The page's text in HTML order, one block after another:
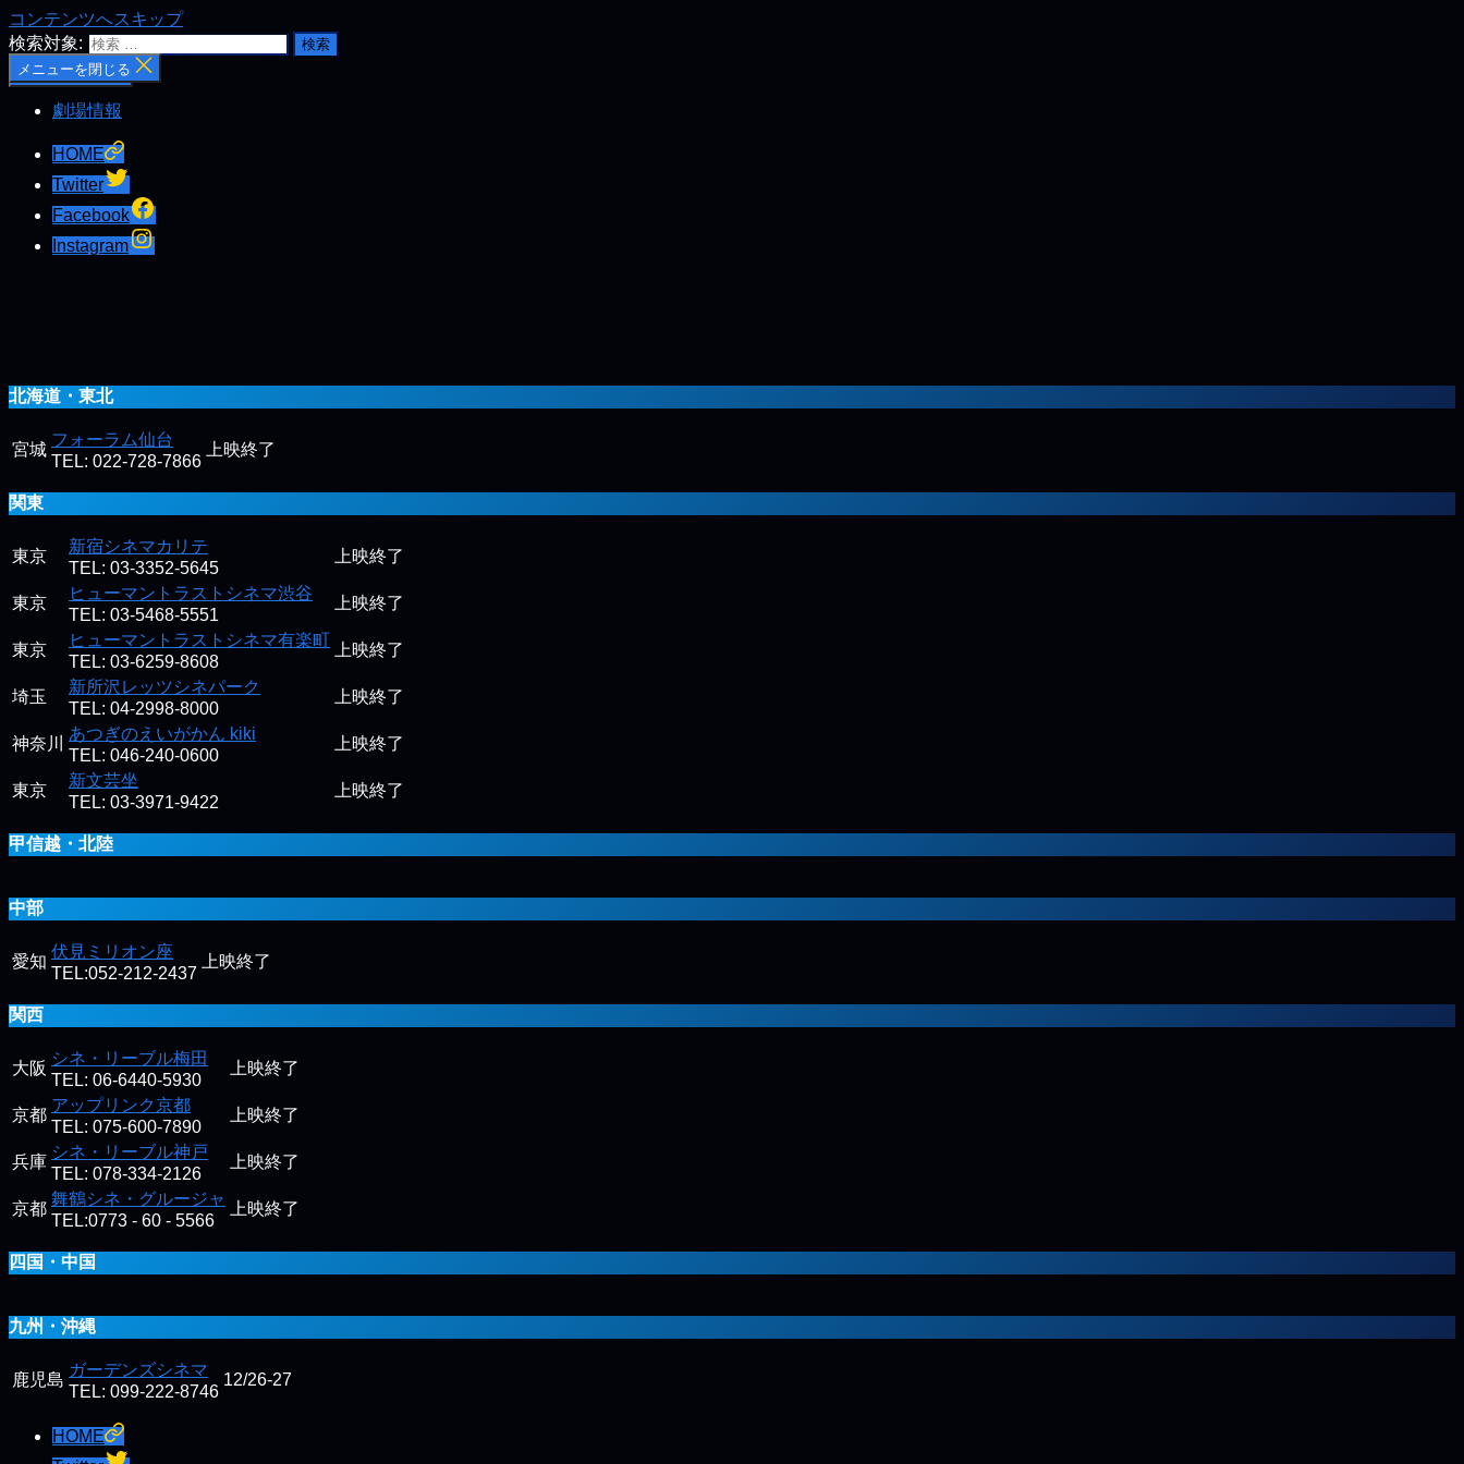
コンテンツへスキップ
検索対象:
検索を閉じる
メニューを閉じる
劇場情報
HOME
Twitter
Facebook
Instagram
北海道・東北
宮城
フォーラム仙台
TEL: 022-728-7866
上映終了
関東
東京
新宿シネマカリテ
TEL: 03-3352-5645
上映終了
東京
ヒューマントラストシネマ渋谷
TEL: 03-5468-5551
上映終了
東京
ヒューマントラストシネマ有楽町
TEL: 03-6259-8608
上映終了
埼玉
新所沢レッツシネパーク
TEL: 04-2998-8000
上映終了
神奈川
あつぎのえいがかん kiki
TEL: 046-240-0600
上映終了
東京
新文芸坐
TEL: 03-3971-9422
上映終了
甲信越・北陸
中部
愛知
伏見ミリオン座
TEL:052-212-2437
上映終了
関西
大阪
シネ・リーブル梅田
TEL: 06-6440-5930
上映終了
京都
アップリンク京都
TEL: 075-600-7890
上映終了
兵庫
シネ・リーブル神戸
TEL: 078-334-2126
上映終了
京都
舞鶴シネ・グルージャ
TEL:0773 - 60 - 5566
上映終了
四国・中国
九州・沖縄
鹿児島
ガーデンズシネマ
TEL: 099-222-8746
12/26-27
HOME